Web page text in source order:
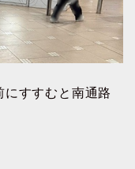
すすむと南通路